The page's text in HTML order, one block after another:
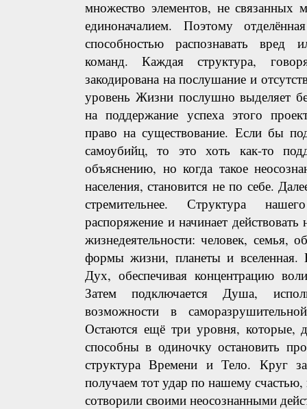
множество элементов, не связанных
единоначалием. Поэтому
способностью распознавать вред
команд. Каждая структура,
закодирована на послушание и
уровень Жизни послушно выделяет
на поддержание успеха этого
право на существование. Если бы
самоубийц, то это хоть как-то
объяснению, но когда такое
населения, становится не по себе.
стремительнее. Структура
распоряжение и начинает
жизнедеятельности: человек, семья,
формы жизни, планеты и вселенная.
Дух, обеспечивая концентрацию
Затем подключается Душа,
возможности в
Остаются ещё три уровня, которые,
способны в одиночку остановить
структура Времени и Тело. Круг
получаем тот удар по нашему счастью,
сотворили своими неосознанными